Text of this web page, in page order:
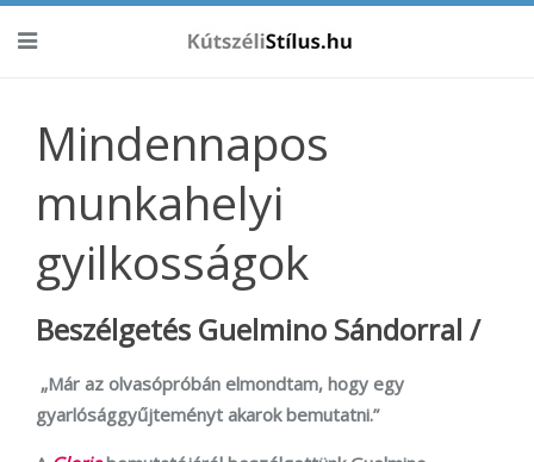
Mindennapos
munkahelyi
gyilkosságok
Beszélgetés Guelmino Sándorral /
„Már az olvasópróbán elmondtam, hogy egy
gyarlósággyűjteményt akarok bemutatni.”